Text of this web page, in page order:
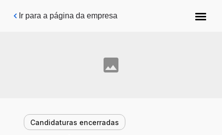
Pular para o conteúdo principal
Ir para a página da empresa
Candidaturas encerradas